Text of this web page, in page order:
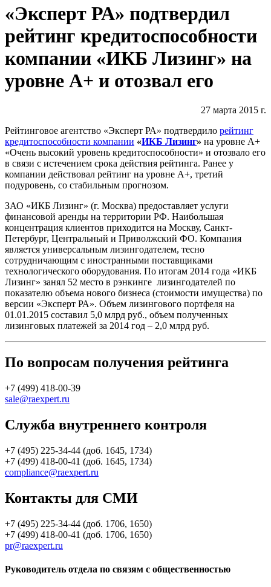
«Эксперт РА» подтвердил
рейтинг кредитоспособности
компании «ИКБ Лизинг» на
уровне А+ и отозвал его
27 марта 2015 г.
Рейтинговое агентство «Эксперт РА» подтвердило рейтинг
кредитоспособности компании «ИКБ Лизинг» на уровне А+
«Очень высокий уровень кредитоспособности» и отозвало его
в связи с истечением срока действия рейтинга. Ранее у
компании действовал рейтинг на уровне А+, третий
подуровень, со стабильным прогнозом.
ЗАО «ИКБ Лизинг» (г. Москва) предоставляет услуги
финансовой аренды на территории РФ. Наибольшая
концентрация клиентов приходится на Москву, Санкт-
Петербург, Центральный и Приволжский ФО. Компания
является универсальным лизингодателем, тесно
сотрудничающим с иностранными поставщиками
технологического оборудования. По итогам 2014 года «ИКБ
Лизинг» занял 52 место в рэнкинге лизингодателей по
показателю объема нового бизнеса (стоимости имущества) по
версии «Эксперт РА». Объем лизингового портфеля на
01.01.2015 составил 5,0 млрд руб., объем полученных
лизинговых платежей за 2014 год – 2,0 млрд руб.
По вопросам получения рейтинга
+7 (499) 418-00-39
sale@raexpert.ru
Служба внутреннего контроля
+7 (495) 225-34-44 (доб. 1645, 1734)
+7 (499) 418-00-41 (доб. 1645, 1734)
compliance@raexpert.ru
Контакты для СМИ
+7 (495) 225-34-44 (доб. 1706, 1650)
+7 (499) 418-00-41 (доб. 1706, 1650)
pr@raexpert.ru
Руководитель отдела по связям с общественностью